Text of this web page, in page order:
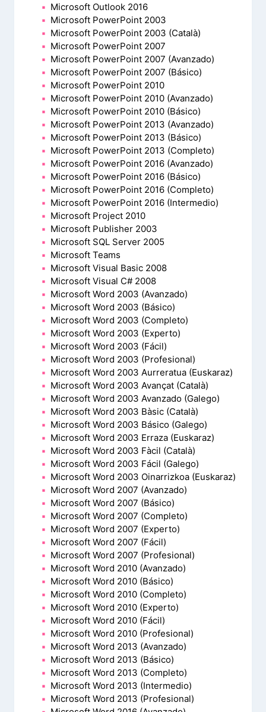
Microsoft Outlook 2016
Microsoft PowerPoint 2003
Microsoft PowerPoint 2003 (Català)
Microsoft PowerPoint 2007
Microsoft PowerPoint 2007 (Avanzado)
Microsoft PowerPoint 2007 (Básico)
Microsoft PowerPoint 2010
Microsoft PowerPoint 2010 (Avanzado)
Microsoft PowerPoint 2010 (Básico)
Microsoft PowerPoint 2013 (Avanzado)
Microsoft PowerPoint 2013 (Básico)
Microsoft PowerPoint 2013 (Completo)
Microsoft PowerPoint 2016 (Avanzado)
Microsoft PowerPoint 2016 (Básico)
Microsoft PowerPoint 2016 (Completo)
Microsoft PowerPoint 2016 (Intermedio)
Microsoft Project 2010
Microsoft Publisher 2003
Microsoft SQL Server 2005
Microsoft Teams
Microsoft Visual Basic 2008
Microsoft Visual C# 2008
Microsoft Word 2003 (Avanzado)
Microsoft Word 2003 (Básico)
Microsoft Word 2003 (Completo)
Microsoft Word 2003 (Experto)
Microsoft Word 2003 (Fácil)
Microsoft Word 2003 (Profesional)
Microsoft Word 2003 Aurreratua (Euskaraz)
Microsoft Word 2003 Avançat (Català)
Microsoft Word 2003 Avanzado (Galego)
Microsoft Word 2003 Bàsic (Català)
Microsoft Word 2003 Básico (Galego)
Microsoft Word 2003 Erraza (Euskaraz)
Microsoft Word 2003 Fàcil (Català)
Microsoft Word 2003 Fácil (Galego)
Microsoft Word 2003 Oinarrizkoa (Euskaraz)
Microsoft Word 2007 (Avanzado)
Microsoft Word 2007 (Básico)
Microsoft Word 2007 (Completo)
Microsoft Word 2007 (Experto)
Microsoft Word 2007 (Fácil)
Microsoft Word 2007 (Profesional)
Microsoft Word 2010 (Avanzado)
Microsoft Word 2010 (Básico)
Microsoft Word 2010 (Completo)
Microsoft Word 2010 (Experto)
Microsoft Word 2010 (Fácil)
Microsoft Word 2010 (Profesional)
Microsoft Word 2013 (Avanzado)
Microsoft Word 2013 (Básico)
Microsoft Word 2013 (Completo)
Microsoft Word 2013 (Intermedio)
Microsoft Word 2013 (Profesional)